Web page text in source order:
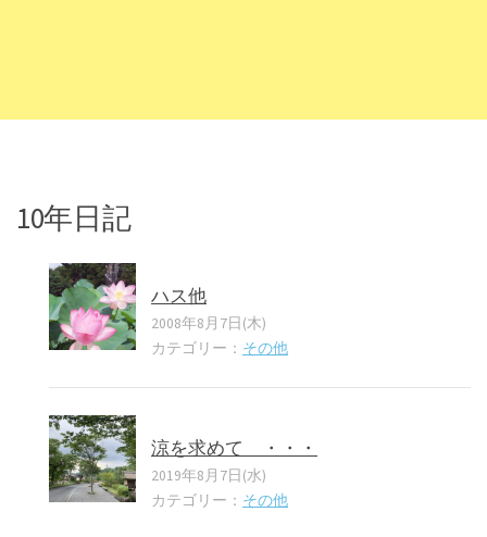
10年日記
ハス他
2008年8月7日(木)
カテゴリー： その他
涼を求めて ・・・
2019年8月7日(水)
カテゴリー： その他